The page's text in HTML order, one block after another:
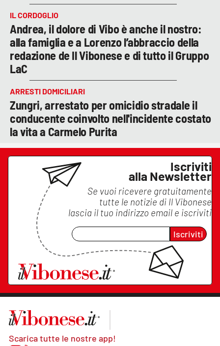
IL CORDOGLIO
Andrea, il dolore di Vibo è anche il nostro:
alla famiglia e a Lorenzo l’abbraccio della
redazione de Il Vibonese e di tutto il Gruppo
LaC
ARRESTI DOMICILIARI
Zungri, arrestato per omicidio stradale il
conducente coinvolto nell'incidente costato
la vita a Carmelo Purita
Iscriviti
alla Newsletter
Se vuoi ricevere gratuitamente
tutte le notizie di Il Vibonese
lascia il tuo indirizzo email e iscriviti
Iscriviti
Scarica tutte le nostre app!